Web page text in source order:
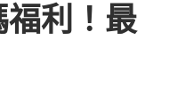
福利！最